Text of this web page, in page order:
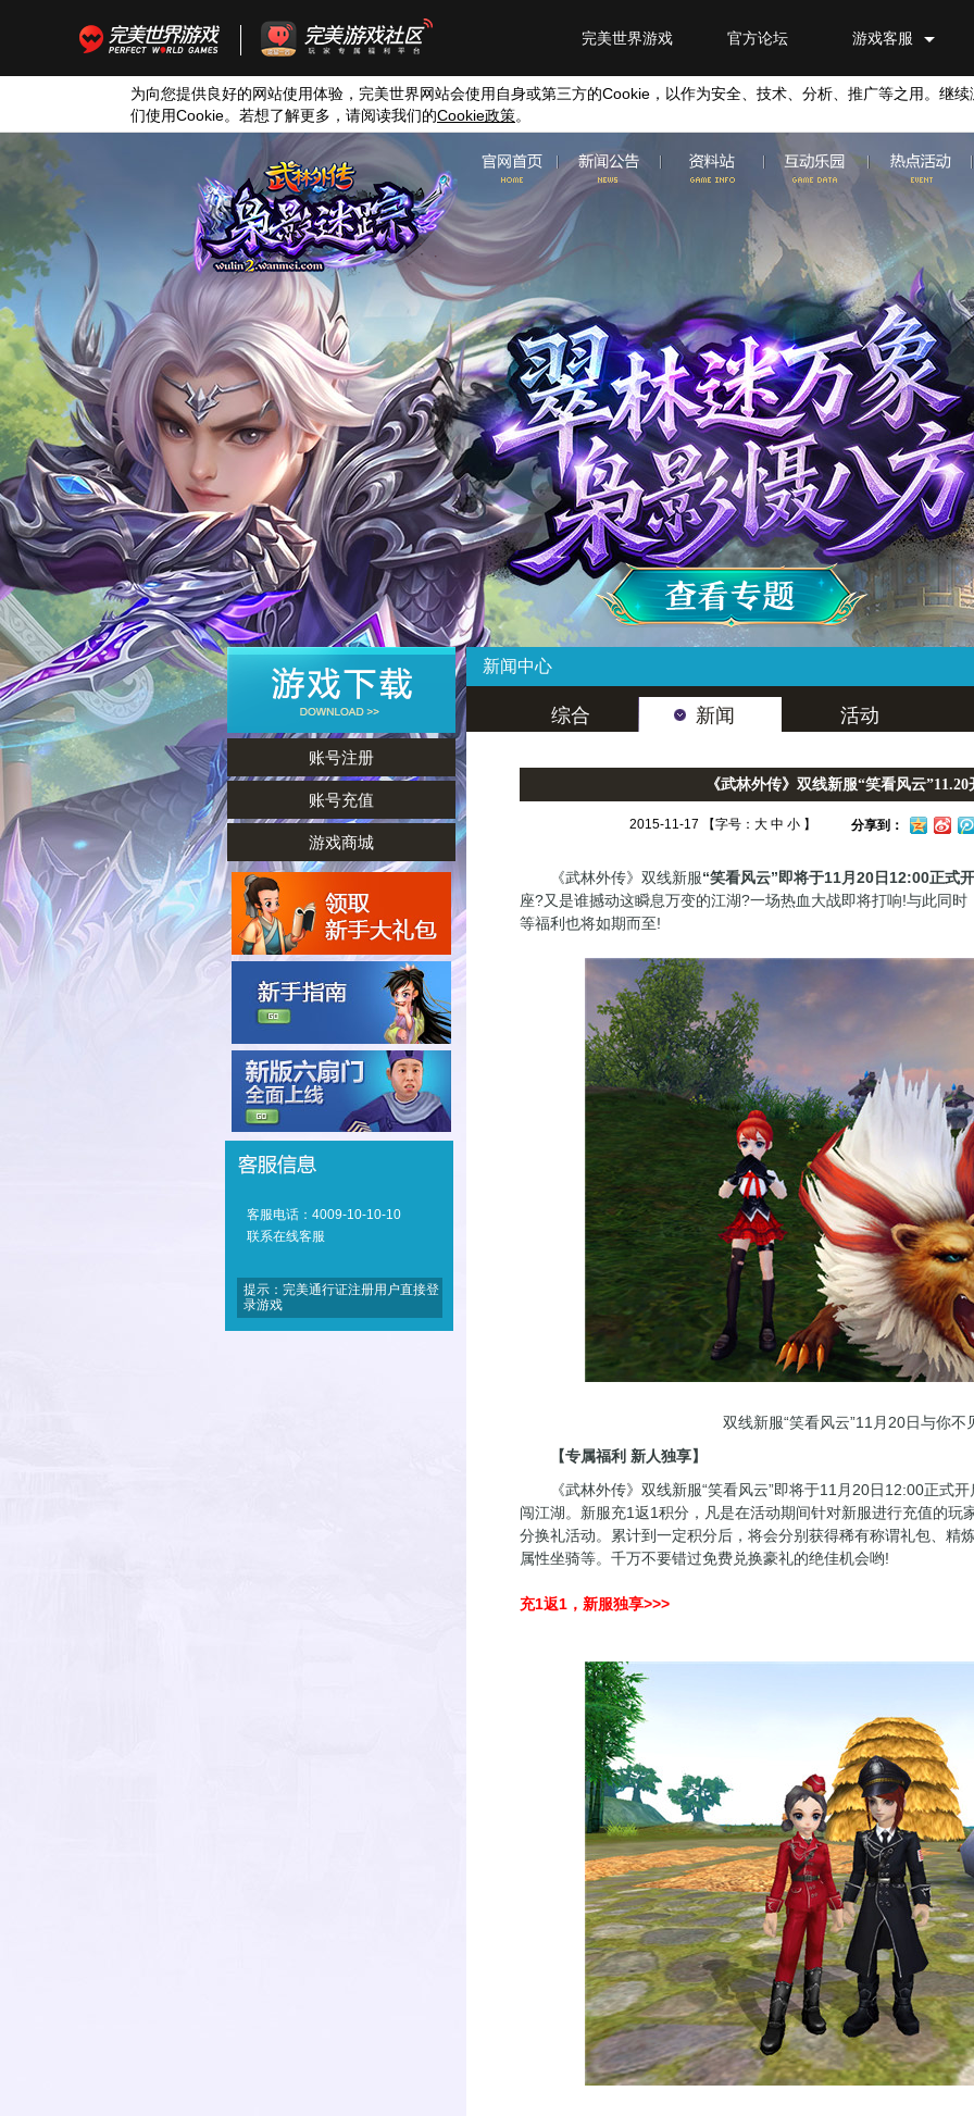
游戏客服
官方论坛
完美世界游戏
为向您提供良好的网站使用体验，完美世界网站会使用自身或第三方的Cookie ，以作为安全、技术、分析、推广等之用。继
们使用Cookie。若想了解更多，请阅读我们的Cookie政策。
账号注册
账号充值
游戏商城
客服电话：4009-10-10-10
联系在线客服
提示：完美通行证注册用户直接登
录游戏
新闻中心
综合 新闻 活动
《武林外传》双线新服“笑看风云”11.20
2015-11-17 【字号： 大 中 小】 分享到：
《武林外传》双线新服“笑看风云”即将于11月20日12:00正式
座?又是谁撼动这瞬息万变的江湖?一场热血大战即将打响!与此同
等福利也将如期而至!
双线新服“笑看风云”11月20日与你不
【专属福利 新人独享】
《武林外传》双线新服“笑看风云”即将于11月20日12:00正式开
闯江湖。新服充1返1积分，凡是在活动期间针对新服进行充值的玩
分换礼活动。累计到一定积分后，将会分别获得稀有称谓礼包、精
属性坐骑等。千万不要错过免费兑换豪礼的绝佳机会哟!
充1返1，新服独享>>>